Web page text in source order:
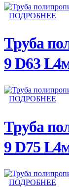
ПОДРОБНЕЕ
Труба
9 D63
ПОДРОБНЕЕ
Труба
9 D75
ПОДРОБНЕЕ